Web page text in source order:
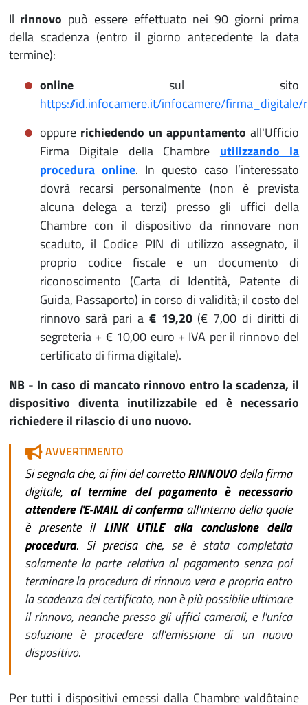
Il rinnovo può essere effettuato nei 90 giorni prima
della scadenza (entro il giorno antecedente la data
termine):
online sul sito
https://id.infocamere.it/infocamere/firma_digitale/
oppure richiedendo un appuntamentoall'Ufficio
Firma Digitale della Chambre utilizzando la
procedura online. In questo caso l’interessato
dovrà recarsi personalmente (non è prevista
alcuna delega a terzi) presso gli uffici della
Chambre con il dispositivo da rinnovare non
scaduto, il Codice PIN di utilizzo assegnato, il
proprio codice fiscale e un documento di
riconoscimento (Carta di Identità, Patente di
Guida, Passaporto) in corso di validità; il costo del
rinnovo sarà pari a € 19,20 (€ 7,00 di diritti di
segreteria + € 10,00 euro + IVA per il rinnovo del
certificato di firma digitale).
NB- In caso di mancato rinnovo entro la scadenza, il
dispositivo diventa inutilizzabile ed è necessario
richiedere il rilascio di uno nuovo.
AVVERTIMENTO
Si segnala che, ai fini del correttoRINNOVOdella firma
digitale, al termine del pagamento è necessario
attendere l'E-MAIL di confermaall'interno della quale
è presente il LINK UTILE alla conclusione della
procedura. Si precisa che, se è stata completata
solamente la parte relativa al pagamento senza poi
terminare la procedura di rinnovo vera e propria entro
la scadenza del certificato, non è più possibile ultimare
il rinnovo, neanche presso gli uffici camerali, e l'unica
soluzione è procedere all'emissione di un nuovo
dispositivo.
Per tutti i dispositivi emessi dalla Chambre valdôtaine